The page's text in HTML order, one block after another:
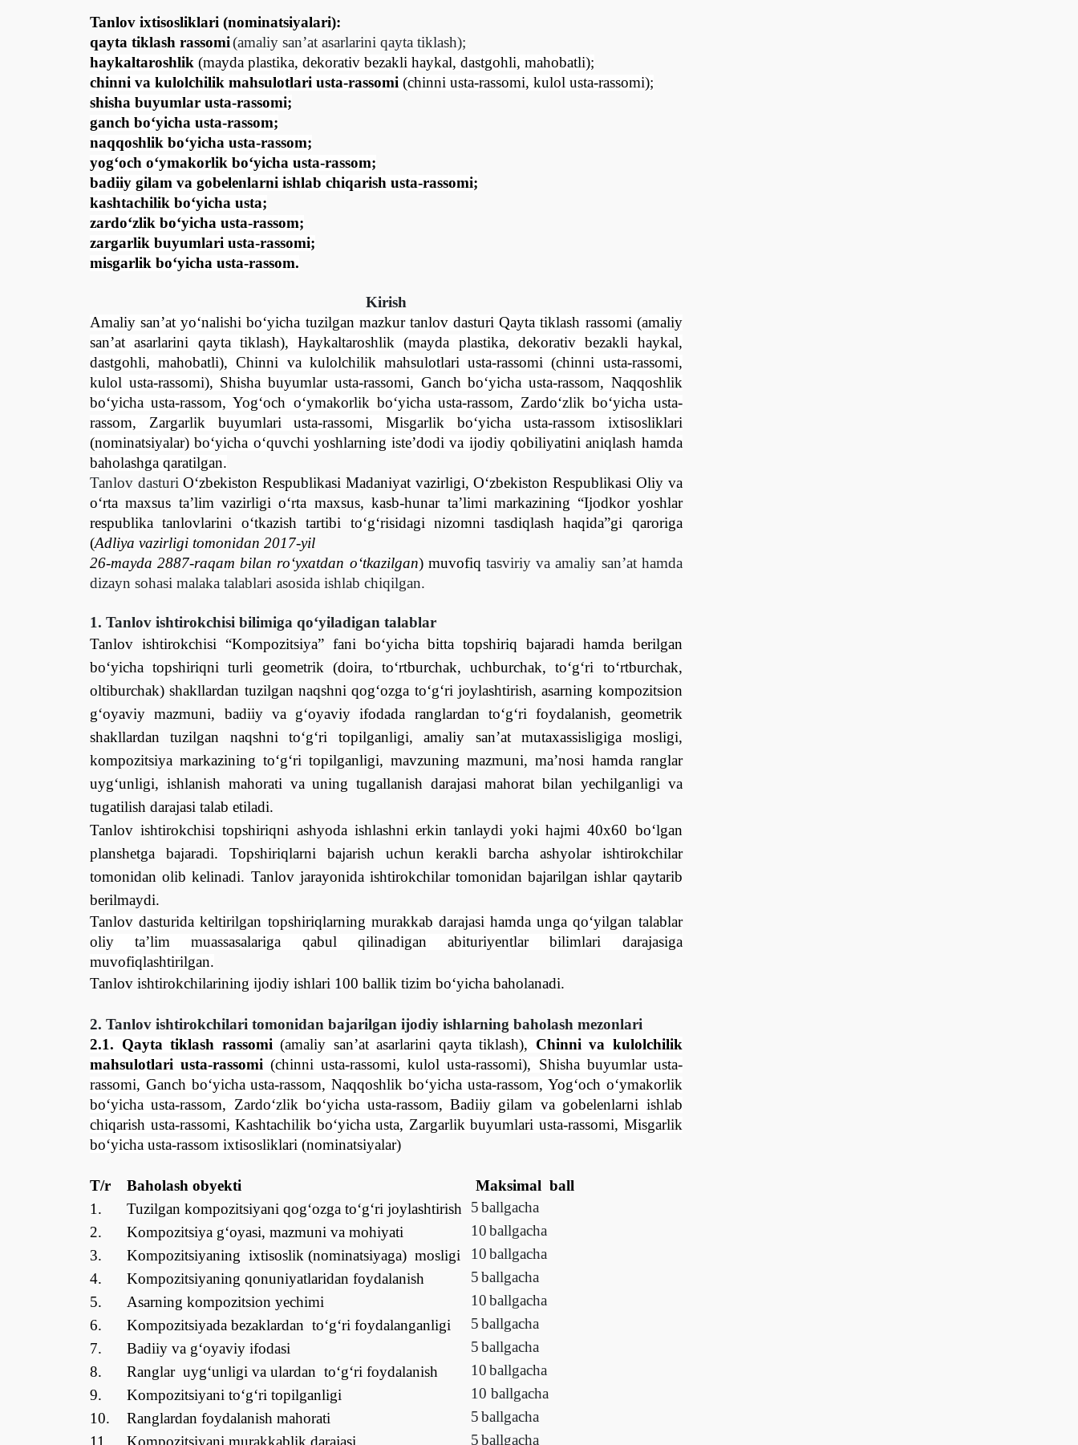
Tanlov ixtisosliklari (nominatsiyalari):
qayta tiklash rassomi(amaliy san’at asarlarini qayta tiklash);
haykaltaroshlik (mayda plastika, dekorativ bezakli haykal, dastgohli, mahobatli);
chinni va kulolchilik mahsulotlari usta-rassomi (chinni usta-rassomi, kulol usta-rassomi);
shisha buyumlar usta-rassomi;
ganch bо‘yicha usta-rassom;
naqqoshlik bо‘yicha usta-rassom;
yog‘och о‘ymakorlik bо‘yicha usta-rassom;
badiiy gilam va gobelenlarni ishlab chiqarish usta-rassomi;
kashtachilik bо‘yicha usta;
zardо‘zlik bо‘yicha usta-rassom;
zargarlik buyumlari usta-rassomi;
misgarlik bо‘yicha usta-rassom.
Kirish
Amaliy san’at yо‘nalishi bо‘yicha tuzilgan mazkur tanlovdasturi Qayta tiklash rassomi (amaliy
san’at asarlarini qayta tiklash), Haykaltaroshlik (mayda plastika, dekorativ bezakli haykal,
dastgohli, mahobatli), Chinni va kulolchilik mahsulotlari usta-rassomi (chinni usta-rassomi,
kulol usta-rassomi), Shisha buyumlar usta-rassomi, Ganch bо‘yicha usta-rassom, Naqqoshlik
bо‘yicha usta-rassom, Yog‘och о‘ymakorlik bо‘yicha usta-rassom, Zardо‘zlik bо‘yicha usta-
rassom, Zargarlik buyumlari usta-rassomi, Misgarlik bо‘yicha usta-rassom ixtisosliklari
(nominatsiyalar) bо‘yicha о‘quvchi yoshlarning iste’dodi va ijodiy qobiliyatini aniqlash hamda
baholashga qaratilgan.
Tanlov dasturiО‘zbekiston Respublikasi Madaniyat vazirligi, О‘zbekiston Respublikasi Oliy va
о‘rta maxsus ta’lim vazirligi о‘rta maxsus, kasb-hunar ta’limi markazining “Ijodkor yoshlar
respublika tanlovlarini о‘tkazish tartibi tо‘g‘risidagi nizomni tasdiqlash haqida”gi qaroriga
(Adliya vazirligi tomonidan 2017-yil
26-mayda 2887-raqam bilan rо‘yxatdan о‘tkazilgan) muvofiqtasviriy va amaliy san’at hamda
dizayn sohasi malaka talablari asosida ishlab chiqilgan.
1. Tanlov ishtirokchisi bilimiga qо‘yiladigan talablar
Tanlov ishtirokchisi “Kompozitsiya” fani bо‘yicha bitta topshiriq bajaradi hamda berilgan
bо‘yichatopshiriqni turli geometrik (doira, tо‘rtburchak, uchburchak, tо‘g‘ri tо‘rtburchak,
oltiburchak) shakllardan tuzilgan naqshni qog‘ozga tо‘g‘ri joylashtirish, asarning kompozitsion
g‘oyaviy mazmuni, badiiy va g‘oyaviy ifodada ranglardan tо‘g‘ri foydalanish, geometrik
shakllardan tuzilgan naqshni tо‘g‘ri topilganligi, amaliy san’at mutaxassisligiga mosligi,
kompozitsiya markazining tо‘g‘ri topilganligi, mavzuning mazmuni, ma’nosi hamda ranglar
uyg‘unligi, ishlanish mahorati va uningtugallanish darajasi mahorat bilan yechilganligi va
tugatilish darajasi talab etiladi.
Tanlov ishtirokchisi topshiriqni ashyoda ishlashni erkin tanlaydi yoki hajmi 40x60 bо‘lgan
planshetga bajaradi. Topshiriqlarni bajarish uchun kerakli barcha ashyolar ishtirokchilar
tomonidan olib kelinadi. Tanlov jarayonida ishtirokchilar tomonidan bajarilgan ishlar qaytarib
berilmaydi.
Tanlov dasturida keltirilgan topshiriqlarning murakkab darajasi hamda unga qо‘yilgan talablar
oliy ta’lim muassasalariga qabul qilinadigan abituriyentlar bilimlari darajasiga
muvofiqlashtirilgan.
Tanlov ishtirokchilarining ijodiy ishlari 100 ballik tizim bо‘yicha baholanadi.
2. Tanlov ishtirokchilari tomonidan bajarilgan ijodiy ishlarning baholash mezonlari
2.1. Qayta tiklash rassomi(amaliy san’at asarlarini qayta tiklash), Chinni va kulolchilik
mahsulotlari usta-rassomi (chinni usta-rassomi, kulol usta-rassomi), Shisha buyumlar usta-
rassomi, Ganch bо‘yicha usta-rassom, Naqqoshlik bо‘yicha usta-rassom, Yog‘och о‘ymakorlik
bо‘yicha usta-rassom, Zardо‘zlik bо‘yicha usta-rassom, Badiiy gilam va gobelenlarni ishlab
chiqarish usta-rassomi, Kashtachilik bо‘yicha usta, Zargarlik buyumlari usta-rassomi, Misgarlik
bо‘yicha usta-rassom ixtisosliklari (nominatsiyalar)
T/r Baholash obyekti Maksimal ball
1.
Tuzilgan kompozitsiyani qog‘ozga tо‘g‘ri joylashtirish 5ballgacha
2.
Kompozitsiya g‘oyasi, mazmuni va mohiyati 10ballgacha
3.
Kompozitsiyaning ixtisoslik (nominatsiyaga) mosligi 10ballgacha
4.
Kompozitsiyaning qonuniyatlaridan foydalanish 5ballgacha
5.
Asarning kompozitsion yechimi 10ballgacha
6.
Kompozitsiyada bezaklardan tо‘g‘ri foydalanganligi 5ballgacha
7.
Badiiy va g‘oyaviy ifodasi 5ballgacha
8.
Ranglar uyg‘unligi va ulardan tо‘g‘ri foydalanish 10ballgacha
9.
Kompozitsiyani tо‘g‘ri topilganligi 10 ballgacha
10.
Ranglardan foydalanish mahorati 5ballgacha
11.
Kompozitsiyani murakkablik darajasi 5ballgacha